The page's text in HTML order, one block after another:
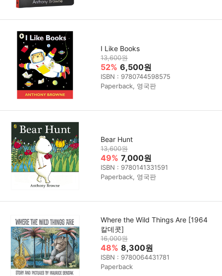
I Like Books
13,600원
52% 6,500원
ISBN : 9780744598575
Paperback, 영국판
Bear Hunt
13,600원
49% 7,000원
ISBN : 9780141331591
Paperback, 영국판
Where the Wild Things Are [1964
칼데콧]
16,000원
48% 8,300원
ISBN : 9780064431781
Paperback